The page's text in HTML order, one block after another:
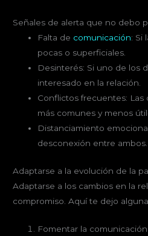
Señales de alerta que no debo
Falta de comunicación: Si
pocas o superficiales.
Desinterés: Si uno de los
interesado en la relación.
Conflictos frecuentes: Las
más comunes y menos
Distanciamiento
desconexión entre ambos.
Adaptarse a la evolución de la
Adaptarse a los cambios en la
compromiso. Aquí te dejo
Fomentar la